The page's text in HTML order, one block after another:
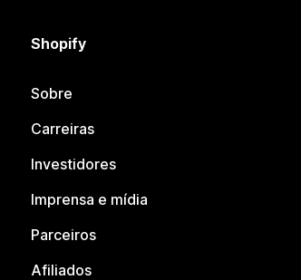
Shopify
Sobre
Carreiras
Investidores
Imprensa e mídia
Parceiros
Afiliados